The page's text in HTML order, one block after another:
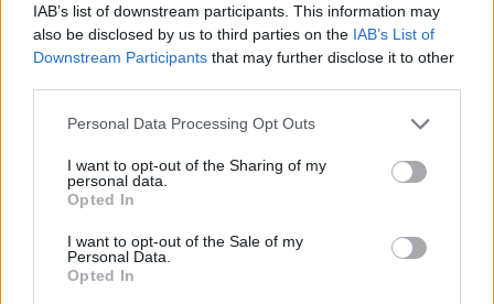
IAB’s list of downstream participants. This information may
also be disclosed by us to third parties on the IAB’s List of
Downstream Participants that may further disclose it to other
Personal Data Processing Opt Outs
I want to opt-out of the Sharing of my
personal data.
Opted In
I want to opt-out of the Sale of my
Personal Data.
Opted In
Imprime esta receta
Receta guardada en : carnes
Entrada más reciente Entrada antigua